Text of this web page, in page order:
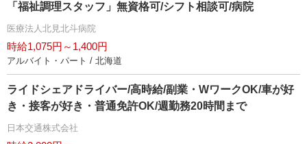
「福祉調理スタッフ」無資格可/シフト相談可/病院
医療法人北見北斗病院
時給1,075円～1,400円
アルバイト・パート / 北海道
ライドシェアドライバー/高時給/副業・WワークOK/車が好
き・接客が好き・普通免許OK/週勤務20時間まで
日本交通株式会社